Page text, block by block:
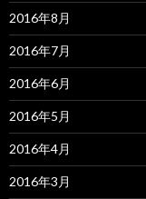
2016年8月
2016年7月
2016年6月
2016年5月
2016年4月
2016年3月